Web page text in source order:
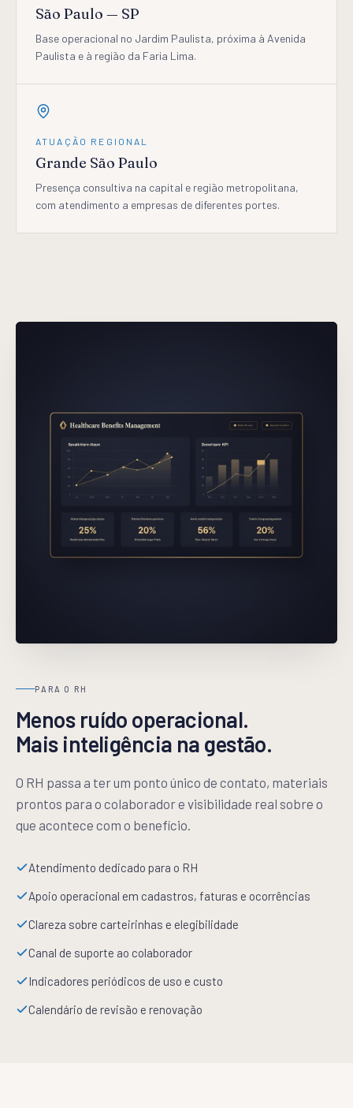
São Paulo — SP
Base operacional no Jardim Paulista, próxima à Avenida
Paulista e à região da Faria Lima.
ATUAÇÃO REGIONAL
Grande São Paulo
Presença consultiva na capital e região metropolitana,
com atendimento a empresas de diferentes portes.
PARA O RH
Menos ruído operacional.
Mais inteligência na gestão.
O RH passa a ter um ponto único de contato, materiais
prontos para o colaborador e visibilidade real sobre o
que acontece com o benefício.
Atendimento dedicado para o RH
Apoio operacional em cadastros, faturas e ocorrências
Clareza sobre carteirinhas e elegibilidade
Canal de suporte ao colaborador
Indicadores periódicos de uso e custo
Calendário de revisão e renovação